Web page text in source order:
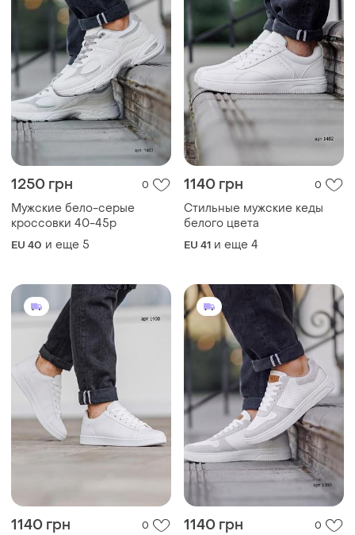
1250 грн 0
Мужские бело-серые
кроссовки 40-45р
EU 40 и еще 5
1140 грн 0
Стильные мужские кеды
белого цвета
EU 41 и еще 4
1140 грн 0 1140 грн 0